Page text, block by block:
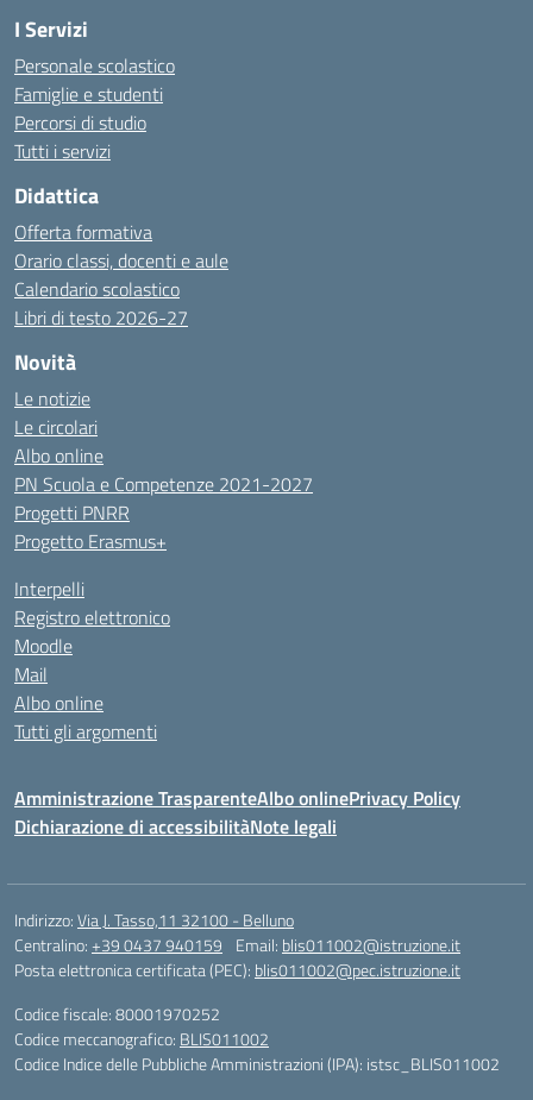
I Servizi
Personale scolastico
Famiglie e studenti
Percorsi di studio
Tutti i servizi
Didattica
Offerta formativa
Orario classi, docenti e aule
Calendario scolastico
Libri di testo 2026-27
Novità
Le notizie
Le circolari
Albo online
PN Scuola e Competenze 2021-2027
Progetti PNRR
Progetto Erasmus+
Interpelli
Registro elettronico
Moodle
Mail
Albo online
Tutti gli argomenti
Amministrazione TrasparenteAlbo onlinePrivacy Policy
Dichiarazione di accessibilitàNote legali
Indirizzo:Via J. Tasso,11 32100 - Belluno
Centralino:+39 0437 940159 Email: blis011002@istruzione.it
Posta elettronica certificata (PEC): blis011002@pec.istruzione.it
Codice fiscale: 80001970252
Codice meccanografico: BLIS011002
Codice Indice delle Pubbliche Amministrazioni (IPA): istsc_BLIS011002